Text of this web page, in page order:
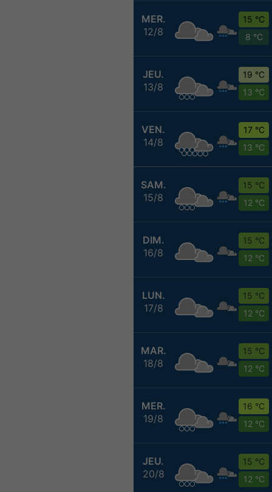
MER.
12/8
15 °C
8 °C
JEU.
13/8
19 °C
13 °C
VEN.
14/8
17 °C
13 °C
SAM.
15/8
15 °C
12 °C
DIM.
16/8
15 °C
12 °C
LUN.
17/8
15 °C
12 °C
MAR.
18/8
15 °C
12 °C
MER.
19/8
16 °C
12 °C
JEU.
20/8
15 °C
12 °C